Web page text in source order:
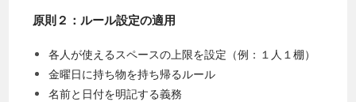
原則２：ルール設定の適用
各人が使えるスペースの上限を設定（例：１人１棚）
金曜日に持ち物を持ち帰るルール
名前と日付を明記する義務